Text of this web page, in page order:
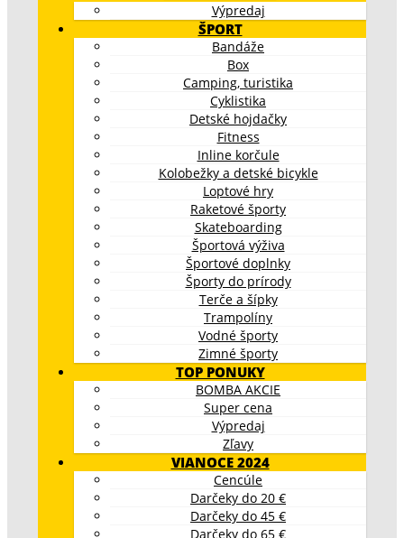
Výpredaj
ŠPORT
Bandáže
Box
Camping, turistika
Cyklistika
Detské hojdačky
Fitness
Inline korčule
Kolobežky a detské bicykle
Loptové hry
Raketové športy
Skateboarding
Športová výživa
Športové doplnky
Športy do prírody
Terče a šípky
Trampolíny
Vodné športy
Zimné športy
TOP PONUKY
BOMBA AKCIE
Super cena
Výpredaj
Zľavy
VIANOCE 2024
Cencúle
Darčeky do 20 €
Darčeky do 45 €
Darčeky do 65 €